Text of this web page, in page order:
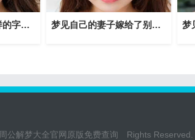
梦见使用带有神鬼样的字母牌是危险的有什么意思吗？ 梦见自己的妻子嫁给了别人预兆了什么吗？
周公解梦大全官网原版免费查询 Rights Reserved.